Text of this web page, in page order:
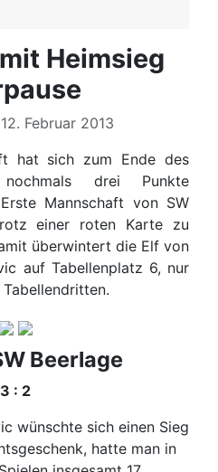
Heimsieg
Februar 2013
hat sich zum Ende des
nochmals drei Punkte
Mannschaft von SW
einer roten Karte zu
überwintert die Elf von
auf Tabellenplatz 6, nur
Beerlage
3 : 2
wünschte sich einen Sieg
hatte man in